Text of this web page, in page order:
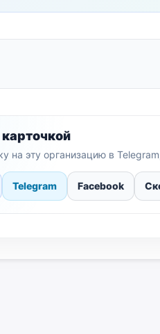
на эту организацию в
Telegram Facebook